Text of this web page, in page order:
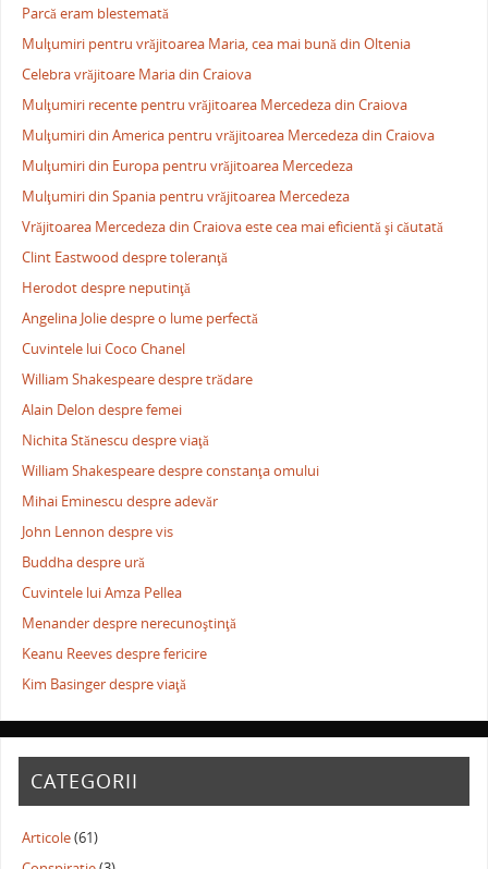
Parcă eram blestemată
Mulţumiri pentru vrăjitoarea Maria, cea mai bună din Oltenia
Celebra vrăjitoare Maria din Craiova
Mulţumiri recente pentru vrăjitoarea Mercedeza din Craiova
Mulţumiri din America pentru vrăjitoarea Mercedeza din Craiova
Mulţumiri din Europa pentru vrăjitoarea Mercedeza
Mulţumiri din Spania pentru vrăjitoarea Mercedeza
Vrăjitoarea Mercedeza din Craiova este cea mai eficientă şi căutată
Clint Eastwood despre toleranţă
Herodot despre neputinţă
Angelina Jolie despre o lume perfectă
Cuvintele lui Coco Chanel
William Shakespeare despre trădare
Alain Delon despre femei
Nichita Stănescu despre viaţă
William Shakespeare despre constanţa omului
Mihai Eminescu despre adevăr
John Lennon despre vis
Buddha despre ură
Cuvintele lui Amza Pellea
Menander despre nerecunoştinţă
Keanu Reeves despre fericire
Kim Basinger despre viaţă
CATEGORII
Articole(61)